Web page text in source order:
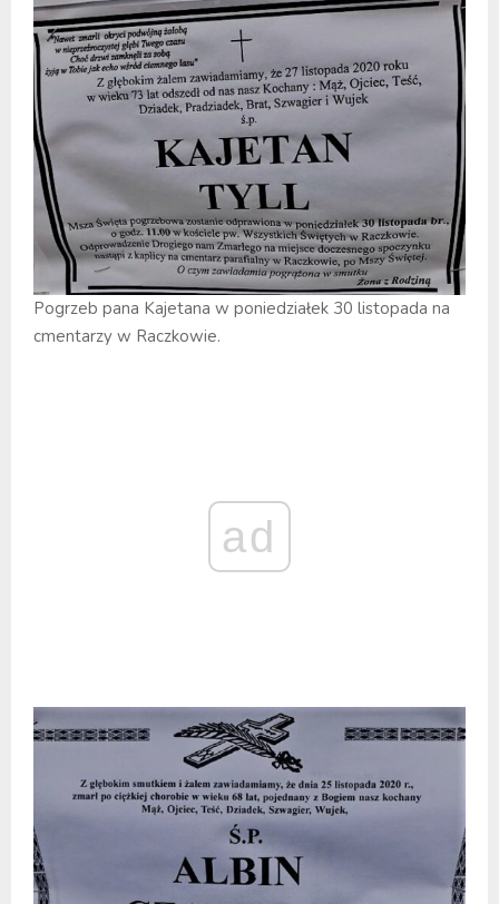
Pogrzeb pana Kajetana w poniedziałek 30 listopada na
cmentarzy w Raczkowie.
ad